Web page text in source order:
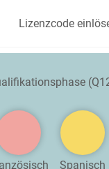
Lizenzcode
Spanisch